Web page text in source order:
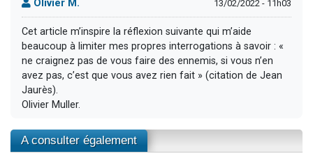
Olivier M. 13/02/2022 - 11h03
Cet article m’inspire la réflexion suivante qui m’aide
beaucoup à limiter mes propres interrogations à savoir : «
ne craignez pas de vous faire des ennemis, si vous n’en
avez pas, c’est que vous avez rien fait » (citation de Jean
Jaurès).
Olivier Muller.
A consulter également